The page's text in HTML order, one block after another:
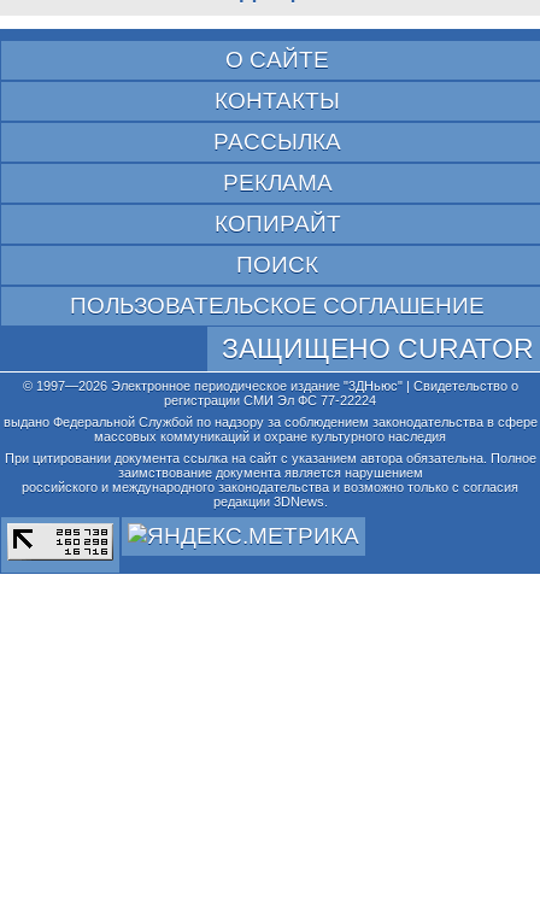
О САЙТЕ
КОНТАКТЫ
РАССЫЛКА
РЕКЛАМА
КОПИРАЙТ
ПОИСК
ПОЛЬЗОВАТЕЛЬСКОЕ СОГЛАШЕНИЕ
ЗАЩИЩЕНО CURATOR
© 1997—2026 Электронное периодическое издание "3ДНьюс" | Свидетельство о
регистрации СМИ Эл ФС 77-22224
выдано Федеральной Службой по надзору за соблюдением законодательства в сфере
массовых коммуникаций и охране культурного наследия
При цитировании документа ссылка на сайт с указанием автора обязательна. Полное
заимствование документа является нарушением
российского и международного законодательства и возможно только с согласия
редакции 3DNews.